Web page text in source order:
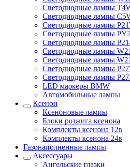
Светодиодные лампы
Светодиодные лампы
Светодиодные лампы
Светодиодные лампы
Светодиодные лампы
Светодиодные лампы
Светодиодные лампы
Светодиодные лампы
Светодиодные лампы
LED маркеры BMW
Автомобильные лампы
Ксенон
Ксеноновые лампы
Блоки розжига ксенона
Комплекты ксенона 12в
Комплекты ксенона 24в
Газонаполненные лампы
Аксессуары
Ангельские глазки